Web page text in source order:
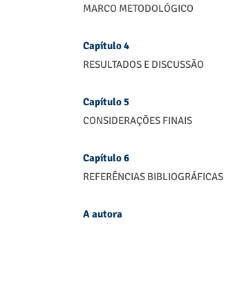
MARCO METODOLÓGICO
Capítulo 4
RESULTADOS E DISCUSSÃO
Capítulo 5
CONSIDERAÇÕES FINAIS
Capítulo 6
REFERÊNCIAS BIBLIOGRÁFICAS
A autora